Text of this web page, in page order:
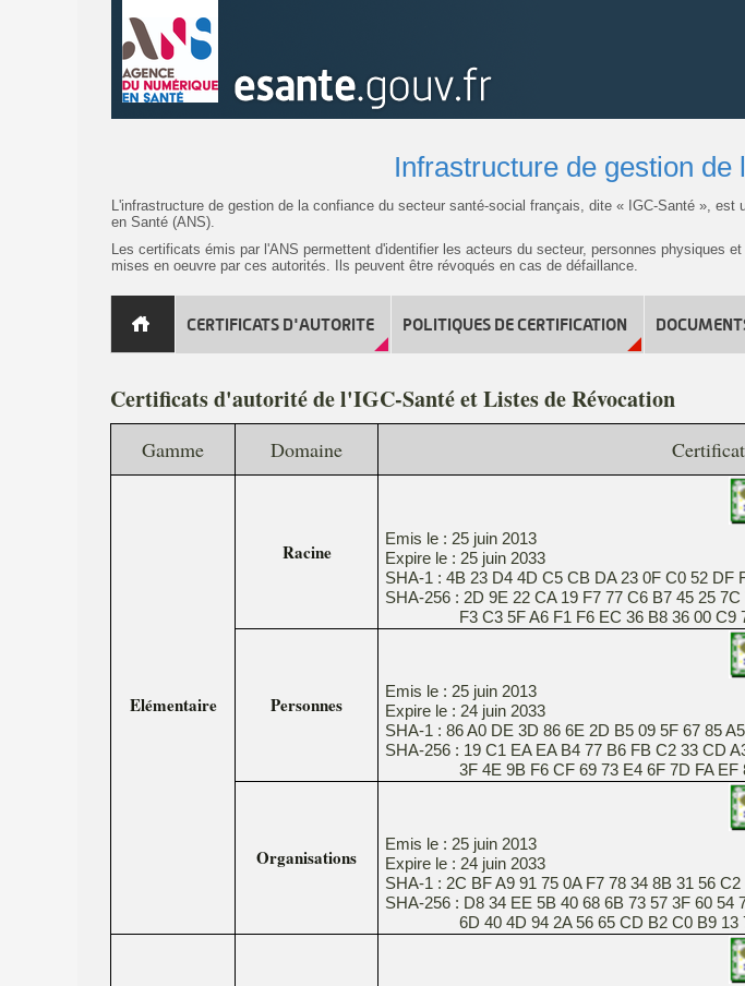
Infrastructure de gestion
L'infrastructure de gestion de la confiance du secteur santé-social français, dite « IGC-Santé »,
en Santé (ANS).
Les certificats émis par l'ANS permettent d'identifier les acteurs du secteur, personnes
mises en oeuvre par ces autorités. Ils peuvent être révoqués en cas de défaillance.
CERTIFICATS D'AUTORITE POLITIQUES DE CERTIFICATION
Certificats d'autorité de l'IGC-Santé et Listes de Révocation
Gamme Domaine
Elémentaire
Racine
Emis le : 25 juin 2013
Expire le : 25 juin 2033
SHA-1 : 4B 23 D4 4D C5 CB DA 23 0F C0 52 DF
SHA-256 : 2D 9E 22 CA 19 F7 77 C6 B7 45 25
F3 C3 5F A6 F1 F6 EC 36 B8 36 00 C9
Personnes
Emis le : 25 juin 2013
Expire le : 24 juin 2033
SHA-1 : 86 A0 DE 3D 86 6E 2D B5 09 5F 67 85
SHA-256 : 19 C1 EA EA B4 77 B6 FB C2 33 CD
3F 4E 9B F6 CF 69 73 E4 6F 7D FA EF
Organisations
Emis le : 25 juin 2013
Expire le : 24 juin 2033
SHA-1 : 2C BF A9 91 75 0A F7 78 34 8B 31 56
SHA-256 : D8 34 EE 5B 40 68 6B 73 57 3F 60 54
6D 40 4D 94 2A 56 65 CD B2 C0 B9 13